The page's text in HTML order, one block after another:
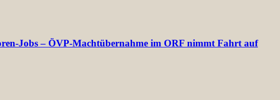
Jobs – ÖVP-Machtübernahme im ORF nimmt Fahrt auf